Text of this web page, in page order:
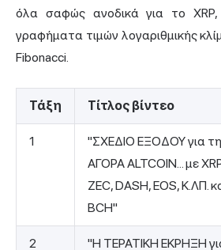
όλα σαφώς ανοδικά για το
γραφήματα τιμών λογαριθμικής
Fibonacci.
Τάξη Τίτλος βίντεο
1
"ΣΧΕΔΙΟ ΕΞΟΔΟΥ για
ΑΓΟΡΑ ALTCOIN... με
ZEC, DASH, EOS, Κ.ΛΠ.
BCH"
2 "Η ΤΕΡΑΤΙΚΗ ΕΚΡΗΞΗ